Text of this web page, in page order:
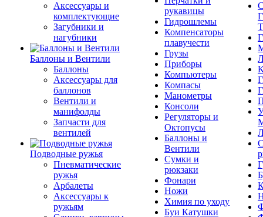
Аксессуары и
комплектующие
Загубники и
нагубники
Баллоны и Вентили
Баллоны
Аксессуары для
баллонов
Вентили и
манифолды
Запчасти для
вентилей
Подводные ружья
Пневматические
ружья
Арбалеты
Аксессуары к
ружьям
рукавицы
Гидрошлемы
Компенсаторы
плавучести
Грузы
Приборы
Компьютеры
Компасы
Манометры
Консоли
Регуляторы и
Октопусы
Баллоны и
Вентили
Сумки и
рюкзаки
Фонари
Ножи
Химия по уходу
Буи Катушки